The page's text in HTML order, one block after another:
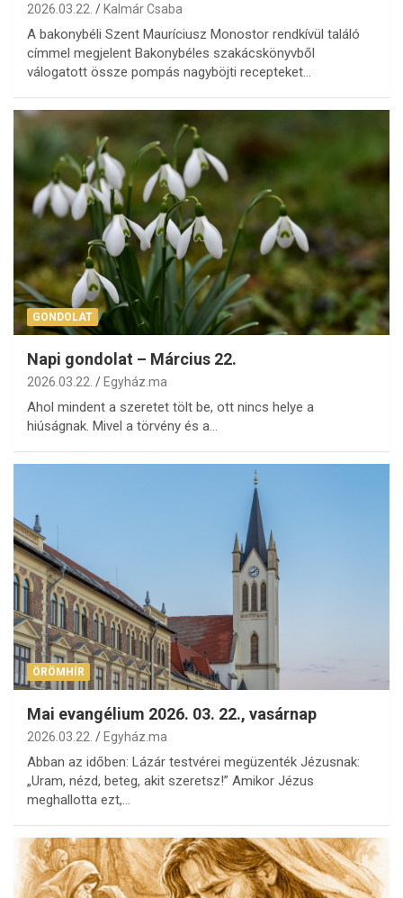
2026.03.22. Kalmár Csaba
A bakonybéli Szent Mauríciusz Monostor rendkívül találó
címmel megjelent Bakonybéles szakácskönyvből
válogatott össze pompás nagyböjti recepteket…
GONDOLAT
Napi gondolat – Március 22.
2026.03.22. Egyház.ma
Ahol mindent a szeretet tölt be, ott nincs helye a
hiúságnak. Mivel a törvény és a…
ÖRÖMHÍR
Mai evangélium 2026. 03. 22., vasárnap
2026.03.22. Egyház.ma
Abban az időben: Lázár testvérei megüzenték Jézusnak:
„Uram, nézd, beteg, akit szeretsz!” Amikor Jézus
meghallotta ezt,…